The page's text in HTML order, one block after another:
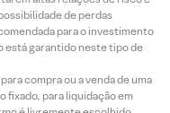
de perdas
para o investimento
está garantido neste tipo de
compra ou a venda de uma
fixado, para liquidação em